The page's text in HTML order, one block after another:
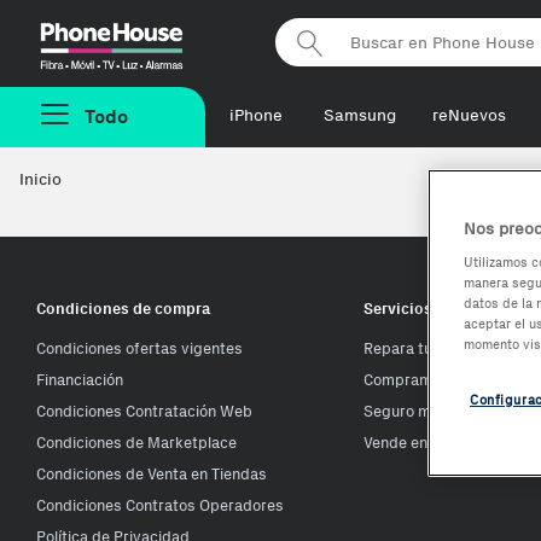
Phonehouse
Todo iPhone Samsung reNuevos
Inicio
Condiciones de compra
Condiciones ofertas vigentes
Financiación
Condiciones Contratación Web
Condiciones de Marketplace
Condiciones de Venta en Tiendas
Condiciones Contratos Operadores
Política de Privacidad
Servicios Phone House
Repara tu móvil
Compramos tu móvil
Seguro móvil
Vende en Phone House
Nos
Utilizamos
manera
datos de la
aceptar el
momento